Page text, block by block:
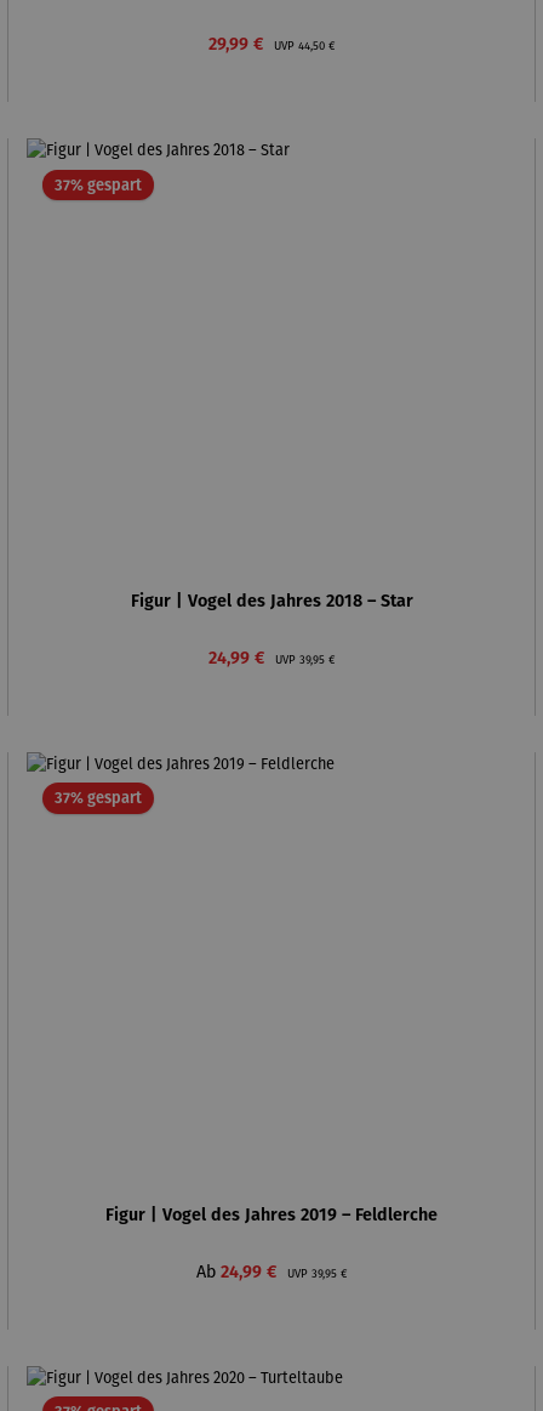
Verkaufspreis:
29,99 € UVP Regulärer Preis:
44,50 €
37% gespartRabatt
Figur | Vogel des Jahres 2018 – Star
Verkaufspreis:
24,99 € UVP Regulärer Preis:
39,95 €
37% gespartRabatt
Figur | Vogel des Jahres 2019 – Feldlerche
Verkaufspreis:
Ab 24,99 € UVP Regulärer Preis:
39,95 €